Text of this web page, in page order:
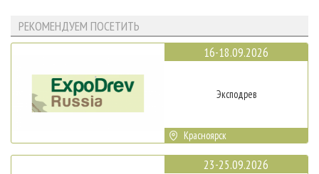
РЕКОМЕНДУЕМ ПОСЕТИТЬ
16-18.09.2026
Эксподрев
Красноярск
23-25.09.2026